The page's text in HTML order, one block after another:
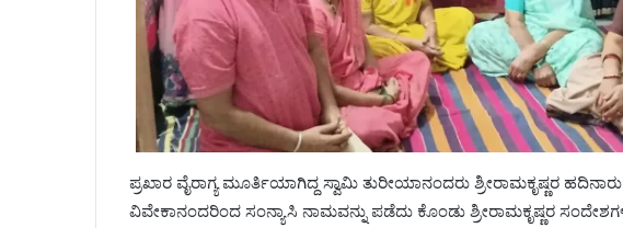
ಪ್ರಖಾರ ವೈರಾಗ್ಯ ಮೂರ್ತಿಯಾಗಿದ್ದ ಸ್ವಾಮಿ ತುರೀಯಾನಂದರು ಶ್ರೀರಾಮಕೃಷ್ಣರ
ವಿವೇಕಾನಂದರಿಂದ ಸಂನ್ಯಾಸಿ ನಾಮವನ್ನು ಪಡೆದು ಕೊಂಡು ಶ್ರೀರಾಮಕೃಷ್ಣರ